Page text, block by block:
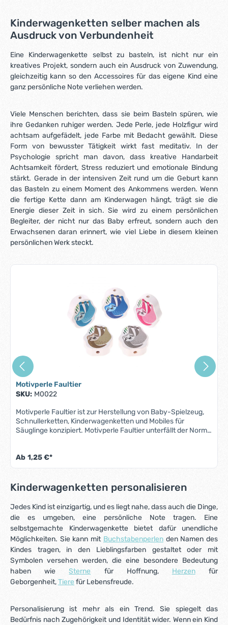
Kinderwagenketten selber machen als
Ausdruck von Verbundenheit
Eine Kinderwagenkette selbst zu basteln, ist nicht nur ein
kreatives Projekt, sondern auch ein Ausdruck von Zuwendung,
gleichzeitig kann so den Accessoires für das eigene Kind eine
ganz persönliche Note verliehen werden.
Viele Menschen berichten, dass sie beim Basteln spüren, wie
ihre Gedanken ruhiger werden. Jede Perle, jede Holzfigur wird
achtsam aufgefädelt, jede Farbe mit Bedacht gewählt. Diese
Form von bewusster Tätigkeit wirkt fast meditativ. In der
Psychologie spricht man davon, dass kreative Handarbeit
Achtsamkeit fördert, Stress reduziert und emotionale Bindung
stärkt. Gerade in der intensiven Zeit rund um die Geburt kann
das Basteln zu einem Moment des Ankommens werden. Wenn
die fertige Kette dann am Kinderwagen hängt, trägt sie die
Energie dieser Zeit in sich. Sie wird zu einem persönlichen
Begleiter, der nicht nur das Baby erfreut, sondern auch den
Erwachsenen daran erinnert, wie viel Liebe in diesem kleinen
persönlichen Werk steckt.
Motivperle Faultier
SKU: M0022
Motivperle Faultier ist zur Herstellung von Baby-Spielzeug,
Schnullerketten, Kinderwagenketten und Mobiles für
Säuglinge konzipiert. Motivperle Faultier unterfällt der Norm
farbecht - also für Babys Münder völlig unbedenklich.
Material: AhornholzFarbe: siehe AbbildungGröße: 23 mm x
mmHerstellungsland: Deutschland ACHTUNG: WEGEN
VERSCHLUCKBARER KLEINTEILE IST EINZELNE
MOTIVPERLE NICHT FÜR KINDER UNTER 3 JAHREN
Ab 1,25 €*
Kinderwagenketten personalisieren
Jedes Kind ist einzigartig, und es liegt nahe, dass auch die Dinge,
die es umgeben, eine persönliche Note tragen. Eine
selbstgemachte Kinderwagenkette bietet dafür unendliche
Möglichkeiten. Sie kann mit Buchstabenperlenden Namen des
Kindes tragen, in den Lieblingsfarben gestaltet oder mit
Symbolen versehen werden, die eine besondere Bedeutung
haben wieSterne für Hoffnung, Herzenfür
Geborgenheit,Tiere für Lebensfreude.
Personalisierung ist mehr als ein Trend. Sie spiegelt das
Bedürfnis nach Zugehörigkeit und Identität wider. Wenn ein Kind